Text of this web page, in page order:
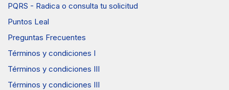
PQRS - Radica o consulta tu solicitud
Puntos Leal
Preguntas Frecuentes
Términos y condiciones I
Términos y condiciones III
Términos y condiciones III